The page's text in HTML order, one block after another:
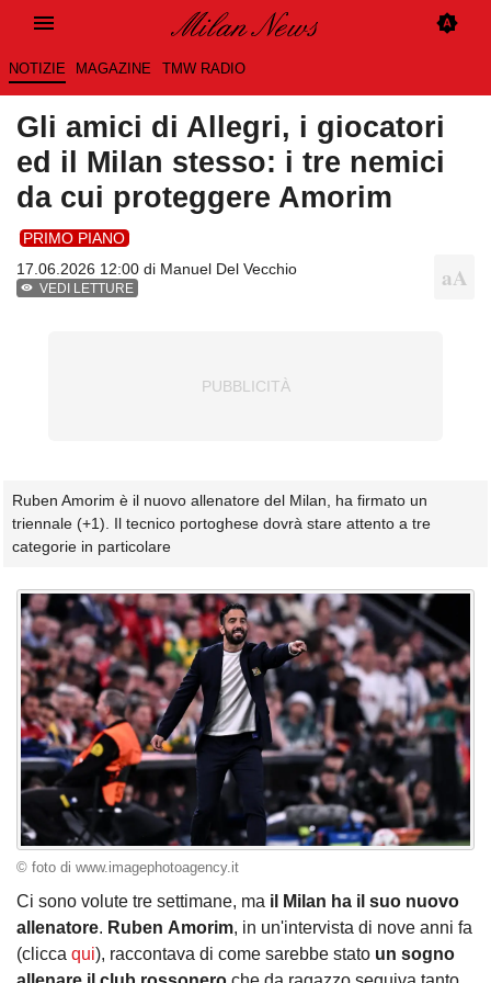
NOTIZIE MAGAZINE TMW RADIO
Gli amici di Allegri, i giocatori
ed il Milan stesso: i tre nemici
da cui proteggere Amorim
PRIMO PIANO
17.06.2026 12:00 di Manuel Del Vecchio
VEDI LETTURE
Ruben Amorim è il nuovo allenatore del Milan, ha firmato un
triennale (+1). Il tecnico portoghese dovrà stare attento a tre
categorie in particolare
© foto di www.imagephotoagency.it
Ci sono volute tre settimane, ma il Milan ha il suo nuovo
allenatore. Ruben Amorim, in un'intervista di nove anni fa
(clicca qui), raccontava di come sarebbe stato un sogno